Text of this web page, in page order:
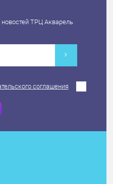
новостей ТРЦ Акварель
соглашения